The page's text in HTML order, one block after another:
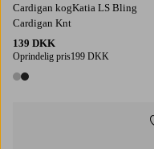
Cardigan kogKatia LS Bling
Cardigan Knt
139 DKK
Oprindelig pris199 DKK
2 farver